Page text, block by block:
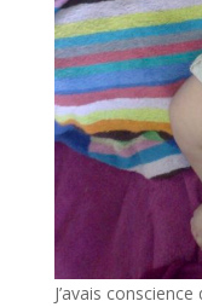
J’avais